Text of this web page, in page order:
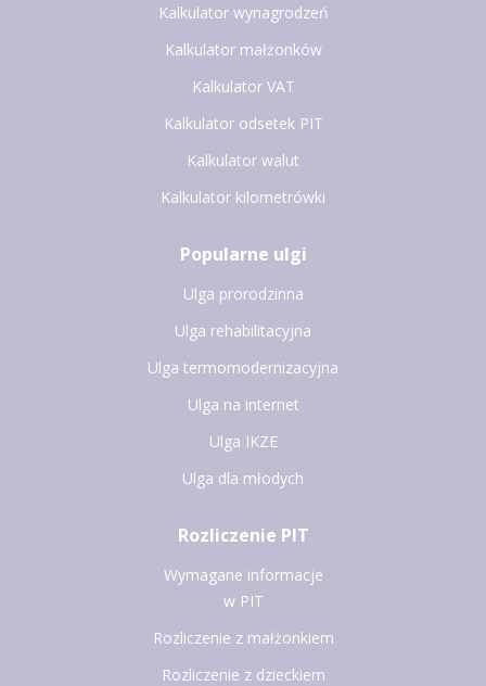
Kalkulator wynagrodzeń
Kalkulator małżonków
Kalkulator VAT
Kalkulator odsetek PIT
Kalkulator walut
Kalkulator kilometrówki
Popularne ulgi
Ulga prorodzinna
Ulga rehabilitacyjna
Ulga termomodernizacyjna
Ulga na internet
Ulga IKZE
Ulga dla młodych
Rozliczenie PIT
Wymagane informacje
w PIT
Rozliczenie z małżonkiem
Rozliczenie z dzieckiem